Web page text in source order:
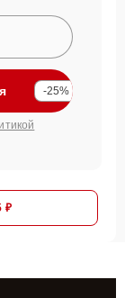
-25%
₽